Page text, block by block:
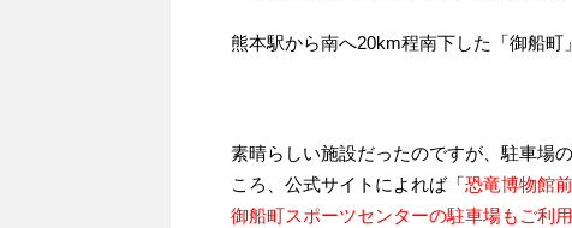
熊本駅から南へ20km程南下した「御船町
素晴らしい施設だったのですが、駐車場
ころ、公式サイトによれば「恐竜博物館
御船町スポーツセンターの駐車場もご利